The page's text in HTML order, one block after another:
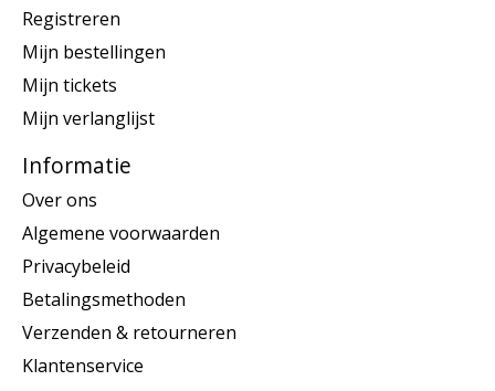
Registreren
Mijn bestellingen
Mijn tickets
Mijn verlanglijst
Informatie
Over ons
Algemene voorwaarden
Privacybeleid
Betalingsmethoden
Verzenden & retourneren
Klantenservice